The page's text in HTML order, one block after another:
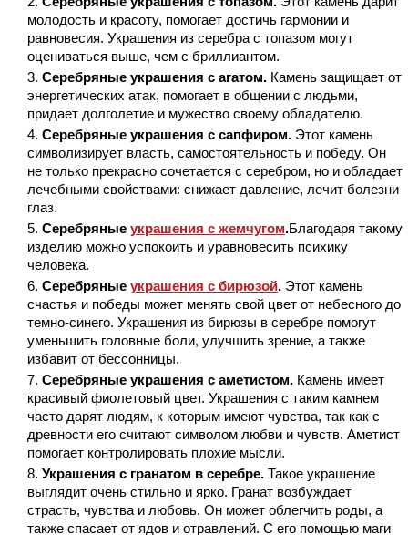
молодость и красоту, помогает достичь гармонии и
равновесия. Украшения из серебра с топазом могут
оцениваться выше, чем с бриллиантом.
Серебряные украшения с агатом. Камень защищает от
энергетических атак, помогает в общении с людьми,
придает долголетие и мужество своему обладателю.
Серебряные украшения с сапфиром. Этот камень
символизирует власть, самостоятельность и победу. Он
не только прекрасно сочетается с серебром, но и обладает
лечебными свойствами: снижает давление, лечит болезни
глаз.
Серебряные украшения с жемчугом.Благодаря такому
изделию можно успокоить и уравновесить психику
человека.
Серебряные украшения с бирюзой. Этот камень
счастья и победы может менять свой цвет от небесного до
темно-синего. Украшения из бирюзы в серебре помогут
уменьшить головные боли, улучшить зрение, а также
избавит от бессонницы.
Серебряные украшения с аметистом. Камень имеет
красивый фиолетовый цвет. Украшения с таким камнем
часто дарят людям, к которым имеют чувства, так как с
древности его считают символом любви и чувств. Аметист
помогает контролировать плохие мысли.
Украшения с гранатом в серебре. Такое украшение
выглядит очень стильно и ярко. Гранат возбуждает
страсть, чувства и любовь. Он может облегчить роды, а
также спасает от ядов и отравлений. С его помощью маги